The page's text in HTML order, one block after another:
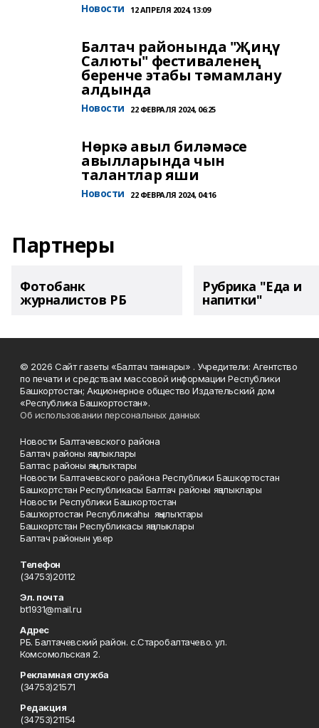
Новости 12 АПРЕЛЯ 2024, 13:09
Балтач районында "Җиңү
Салюты" фестиваленең
беренче этабы тәмамлану
алдында
Новости 22 ФЕВРАЛЯ 2024, 06:25
Нөркә авыл биләмәсе
авылларында чын
талантлар яши
Новости 22 ФЕВРАЛЯ 2024, 04:16
Партнеры
Фотобанк
журналистов РБ
Рубрика "Еда и
напитки"
© 2026 Сайт газеты «Балтач таннары» . Учредители: Агентство
по печати и средствам массовой информации Республики
Башкортостан; Акционерное общество Издательский дом
«Республика Башкортостан».
Об использовании персональных данных
Новости Балтачевского района
Балтач районы яңалыклары
Балтас районы яңылыҡтары
Новости Балтачевского района Республики Башкортостан
Башкортстан Республикасы Балтач районы яңалыклары
Новости Республики Башкортостан
Башҡортостан Республикаһы яңылыҡтары
Башкортстан Республикасы яңалыклары
Балтач районын увер
Телефон
(34753)20112
Эл. почта
bt1931@mail.ru
Адрес
РБ. Балтачевский район. с.Старобалтачево. ул.
Комсомольская 2.
Рекламная служба
(34753)21571
Редакция
(34753)21154